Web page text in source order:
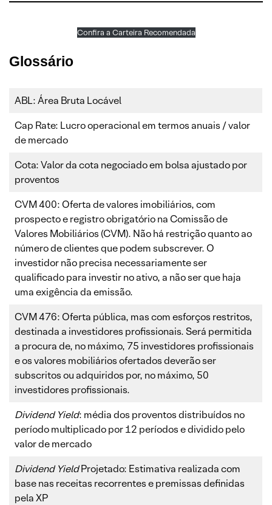
Confira a Carteira Recomendada
Glossário
ABL: Área Bruta Locável
Cap Rate: Lucro operacional em termos anuais / valor
de mercado
Cota: Valor da cota negociado em bolsa ajustado por
proventos
CVM 400: Oferta de valores imobiliários, com
prospecto e registro obrigatório na Comissão de
Valores Mobiliários (CVM). Não há restrição quanto ao
número de clientes que podem subscrever. O
investidor não precisa necessariamente ser
qualificado para investir no ativo, a não ser que haja
uma exigência da emissão.
CVM 476: Oferta pública, mas com esforços restritos,
destinada a investidores profissionais. Será permitida
a procura de, no máximo, 75 investidores profissionais
e os valores mobiliários ofertados deverão ser
subscritos ou adquiridos por, no máximo, 50
investidores profissionais.
Dividend Yield: média dos proventos distribuídos no
período multiplicado por 12 períodos e dividido pelo
valor de mercado
Dividend YieldProjetado: Estimativa realizada com
base nas receitas recorrentes e premissas definidas
pela XP